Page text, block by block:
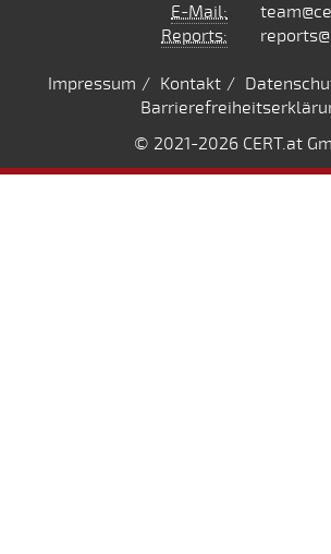
E-Mail:
Reports:
Impressum Kontakt
© 2021-2026 CERT.at